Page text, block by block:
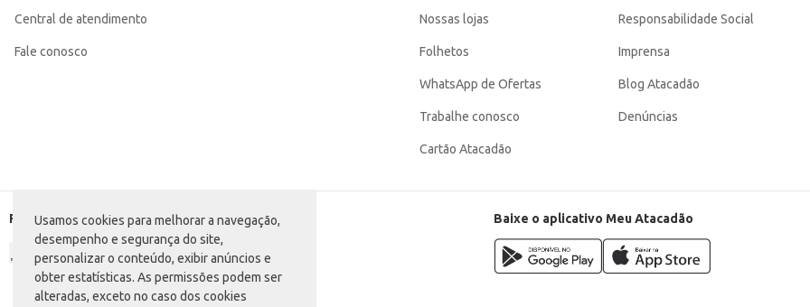
Usamos cookies para melhorar a navegação,
desempenho e segurança do site,
personalizar o conteúdo, exibir anúncios e
obter estatísticas. As permissões podem ser
alteradas, exceto no caso dos cookies
Central de atendimento
Fale conosco
Nossas lojas
Folhetos
WhatsApp de Ofertas
Trabalhe conosco
Cartão Atacadão
Responsabilidade Social
Imprensa
Blog Atacadão
Denúncias
Formas de pagamento Baixe o aplicativo Meu Atacadão